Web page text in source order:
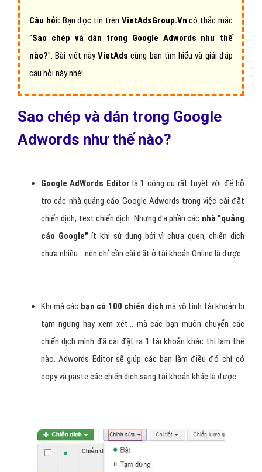
Câu hỏi: Bạn đọc tin trên VietAdsGroup.Vn có thắc mắc
"Sao chép và dán trong Google Adwords như thế
nào?".Bài viết nàyVietAds cùng bạn tìm hiểu và giải đáp
câu hỏi này nhé!
Sao chép và dán trong Google
Adwords như thế nào?
Google AdWords Editor là 1 công cụ rất tuyệt vời để hỗ
trợ các nhà quảng cáo Google Adwords trong việc cài đặt
chiến dịch, test chiến dịch. Nhưng đa phần các nhà "quảng
cáo Google" ít khi sử dụng bởi vì chưa quen, chiến dịch
chưa nhiều… nên chỉ cần cài đặt ở tài khoản Online là được.
Khi mà các bạn có 100 chiến dịch mà vô tình tài khoản bị
tạm ngưng hay xem xét… mà các bạn muốn chuyển các
chiến dịch mình đã cài đặt ra 1 tài khoản khác thì làm thế
nào. Adwords Editor sẽ giúp các bạn làm điều đó chỉ có
copy và paste các chiến dịch sang tài khoản khác là được.